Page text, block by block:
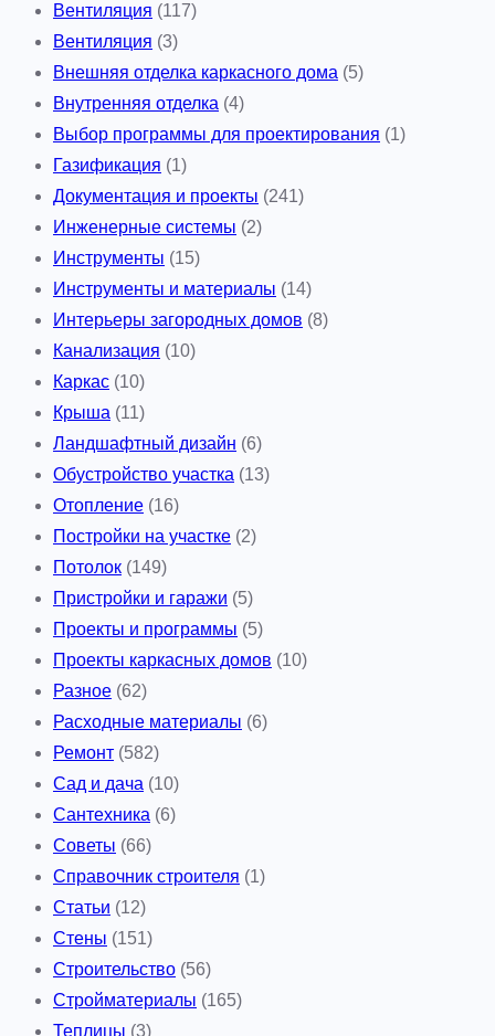
Вентиляция (117)
Вентиляция (3)
Внешняя отделка каркасного дома (5)
Внутренняя отделка (4)
Выбор программы для проектирования (1)
Газификация (1)
Документация и проекты (241)
Инженерные системы (2)
Инструменты (15)
Инструменты и материалы (14)
Интерьеры загородных домов (8)
Канализация (10)
Каркас (10)
Крыша (11)
Ландшафтный дизайн (6)
Обустройство участка (13)
Отопление (16)
Постройки на участке (2)
Потолок (149)
Пристройки и гаражи (5)
Проекты и программы (5)
Проекты каркасных домов (10)
Разное (62)
Расходные материалы (6)
Ремонт (582)
Сад и дача (10)
Сантехника (6)
Советы (66)
Справочник строителя (1)
Статьи (12)
Стены (151)
Строительство (56)
Стройматериалы (165)
Теплицы (3)